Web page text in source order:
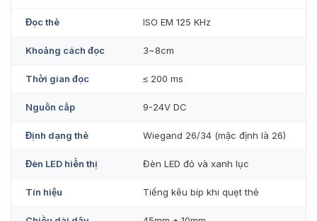
Đọc thẻ ISO EM 125 KHz
Khoảng cách đọc 3~8cm
Thời gian đọc ≤ 200 ms
Nguồn cấp 9-24V DC
Định dạng thẻ Wiegand 26/34 (mặc định là 26)
Đèn LED hiển thị Đèn LED đỏ và xanh lục
Tín hiệu Tiếng kêu bíp khi quẹt thẻ